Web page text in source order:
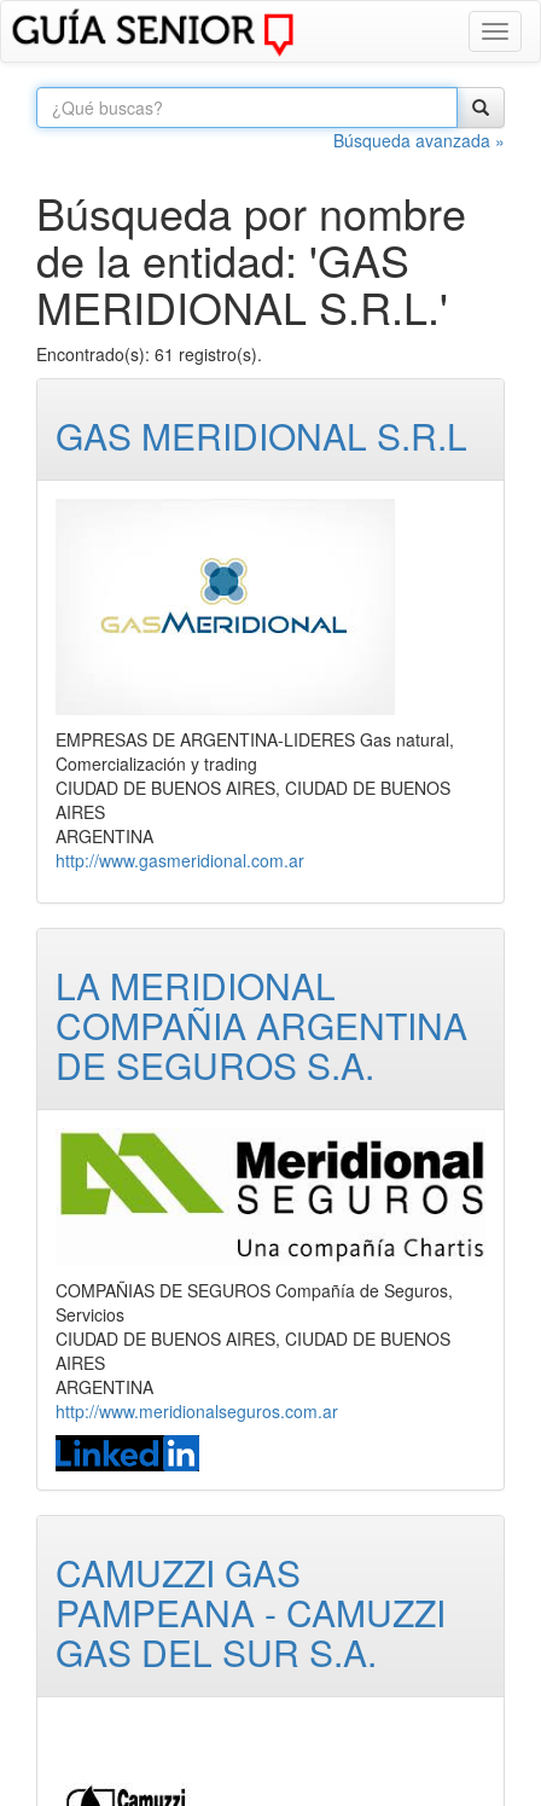
Búsqueda avanzada »
Búsqueda por nombre
de la entidad: 'GAS
MERIDIONAL S.R.L.'
Encontrado(s): 61 registro(s).
GAS MERIDIONAL S.R.L
EMPRESAS DE ARGENTINA-LIDERES Gas natural,
Comercialización y trading
CIUDAD DE BUENOS AIRES, CIUDAD DE BUENOS
AIRES
ARGENTINA
http://www.gasmeridional.com.ar
LA MERIDIONAL
COMPAÑIA ARGENTINA
DE SEGUROS S.A.
COMPAÑIAS DE SEGUROS Compañía de Seguros,
Servicios
CIUDAD DE BUENOS AIRES, CIUDAD DE BUENOS
AIRES
ARGENTINA
http://www.meridionalseguros.com.ar
CAMUZZI GAS
PAMPEANA - CAMUZZI
GAS DEL SUR S.A.